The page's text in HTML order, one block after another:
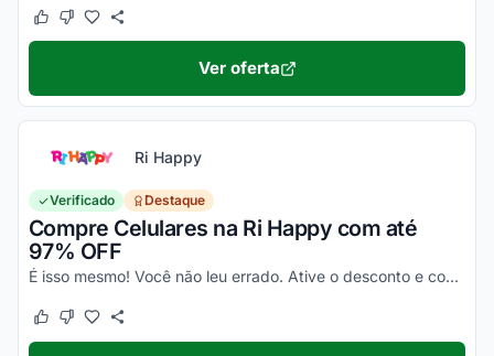
Este cupom funcionou
Este cupom não funcionou
Ver oferta
Ri Happy
Verificado Destaque
Compre Celulares na Ri Happy com até
97% OFF
É isso mesmo! Você não leu errado. Ative o desconto e confira essa novidade!
Este cupom funcionou
Este cupom não funcionou